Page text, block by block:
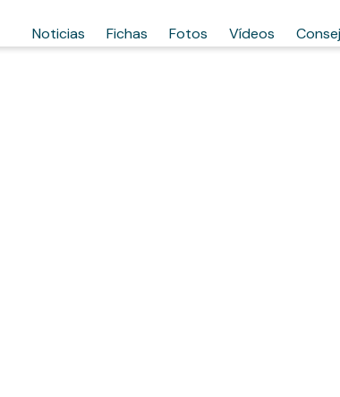
Noticias Fichas Fotos Vídeos